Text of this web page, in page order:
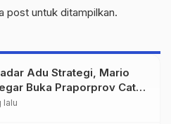
post untuk ditampilkan.
Adu Strategi, Mario
Buka Praporprov Catur
lalu